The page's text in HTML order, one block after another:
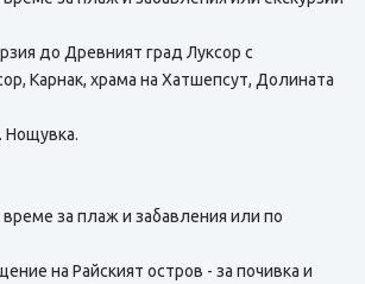
до Древният град Луксор с
Карнак, храма на Хатшепсут, Долината
Нощувка.
за плаж и забавления или по
на Райският остров - за почивка и